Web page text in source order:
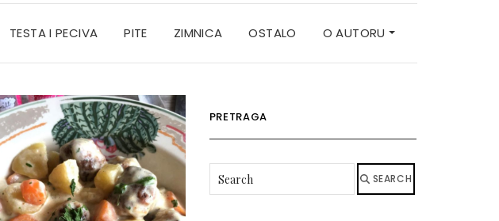
TESTA I PECIVA PITE ZIMNICA OSTALO O AUTORU
PRETRAGA
SEARCH